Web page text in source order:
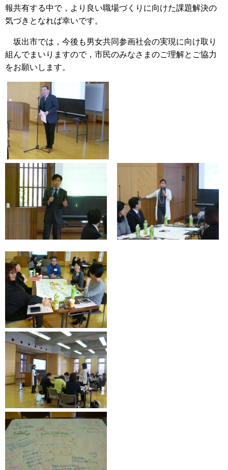
報共有する中で，より良い職場づくりに向けた課題解決の
気づきとなれば幸いです。
坂出市では，今後も男女共同参画社会の実現に向け取り
組んでまいりますので，市民のみなさまのご理解とご協力
をお願いします。